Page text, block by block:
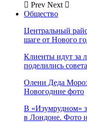
Prev Next
Общество
Центральный
шаге от Нового
Клиенты идут за
поделились
Олени Деда
Новогодние фото
В «Изумрудном»
в Лондоне. Фото